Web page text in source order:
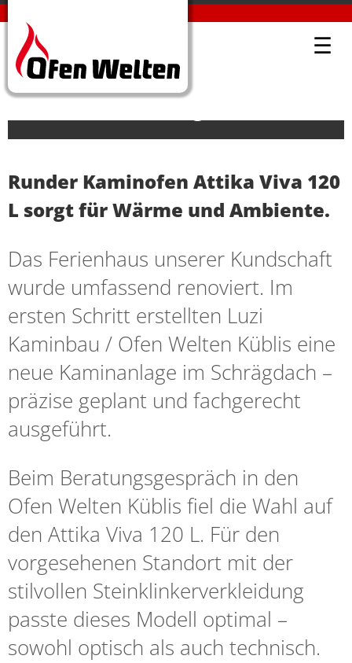
☰
OFENWELTEN KÜBLIS PROJEKTE PROJEKTE-DETAIL
Kaminofen Attika Viva 120 im
Runder Kaminofen Attika Viva 120
L sorgt für Wärme und Ambiente.
Das Ferienhaus unserer Kundschaft
wurde umfassend renoviert. Im
ersten Schritt erstellten Luzi
Kaminbau / Ofen Welten Küblis eine
neue Kaminanlage im Schrägdach –
präzise geplant und fachgerecht
ausgeführt.
Beim Beratungsgespräch in den
Ofen Welten Küblis fiel die Wahl auf
den Attika Viva 120 L. Für den
vorgesehenen Standort mit der
stilvollen Steinklinkerverkleidung
passte dieses Modell optimal –
sowohl optisch als auch technisch.